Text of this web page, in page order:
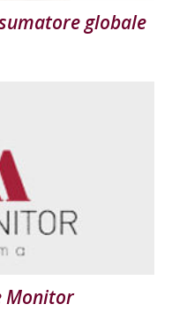
globale
Monitor